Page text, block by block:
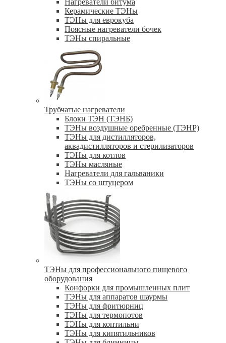
Нагреватели битума
Керамические ТЭНы
ТЭНы для еврокуба
Поясные нагреватели бочек
ТЭНы спиральные
Трубчатые нагреватели
Блоки ТЭН (ТЭНБ)
ТЭНы воздушные оребренные (ТЭНР)
ТЭНы для дистилляторов,
аквадистилляторов и стерилизаторов
ТЭНы для котлов
ТЭНы масляные
Нагреватели для гальваники
ТЭНы со штуцером
ТЭНы для профессионального пищевого
оборудования
Конфорки для промышленных плит
ТЭНы для аппаратов шаурмы
ТЭНы для фритюрниц
ТЭНы для термопотов
ТЭНы для коптильни
ТЭНы для кипятильников